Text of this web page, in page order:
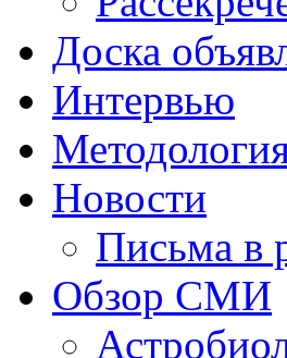
Доска
Интервью
Новости
Письма в
Обзор СМИ